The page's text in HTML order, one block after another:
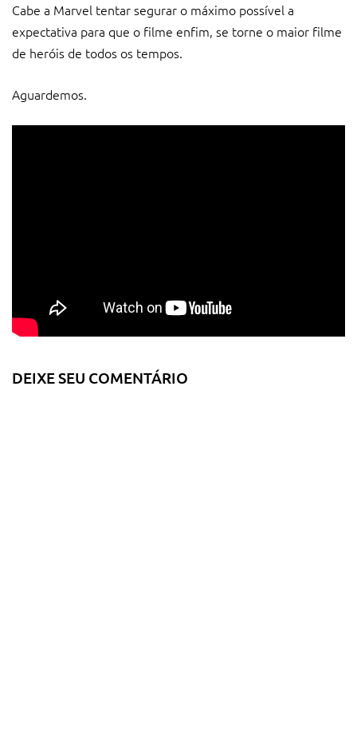
Cabe a Marvel tentar segurar o máximo possível a
expectativa para que o filme enfim, se torne o maior filme
de heróis de todos os tempos.
Aguardemos.
DEIXE SEU COMENTÁRIO